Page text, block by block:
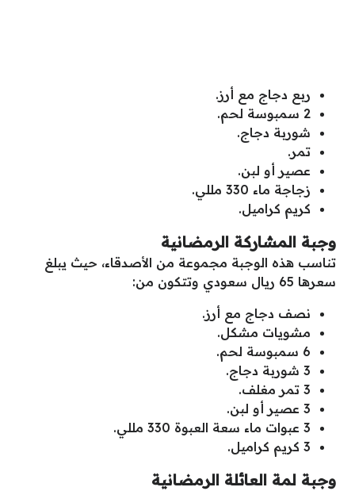
ربع دجاج مع أرز.
2 سمبوسة لحم.
شوربة دجاج.
تمر.
عصير أو لبن.
زجاجة ماء 330 مللي.
كريم كراميل.
وجبة المشاركة الرمضانية
تناسب هذه الوجبة مجموعة من الأصدقاء، حيث يبلغ
سعرها 65 ريال سعودي وتتكون من:
نصف دجاج مع أرز.
مشويات مشكل.
6 سمبوسة لحم.
3 شوربة دجاج.
3 تمر مغلف.
3 عصير أو لبن.
3 عبوات ماء سعة العبوة 330 مللي.
3 كريم كراميل.
وجبة لمة العائلة الرمضانية